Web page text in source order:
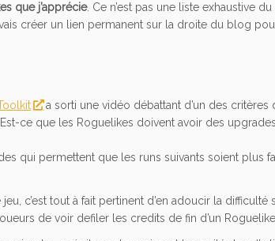
que j’apprécie. Ce n’est pas une liste exhaustive
créer un lien permanent sur la droite du blog
a sorti une vidéo débattant d’un des critères
ce que les Roguelikes doivent avoir des
qui permettent que les runs suivants soient plus
c’est tout à fait pertinent d’en adoucir la difficulté
de voir defiler les credits de fin d’un